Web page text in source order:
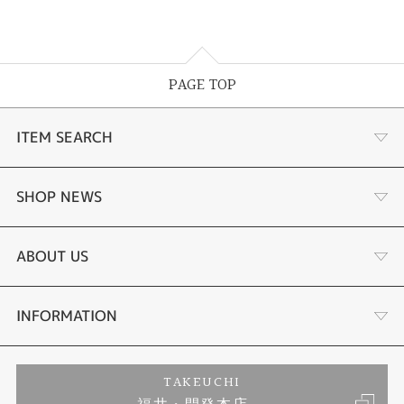
PAGE TOP
ITEM SEARCH
婚約指輪
結婚指輪
セットリング
エタニティリング
SHOP NEWS
サプライズプロポーズ相談室
ダイヤモンドカッターブランド
アフターメンテナンス
ABOUT US
店舗情報
INFORMATION
TAKEUCHI